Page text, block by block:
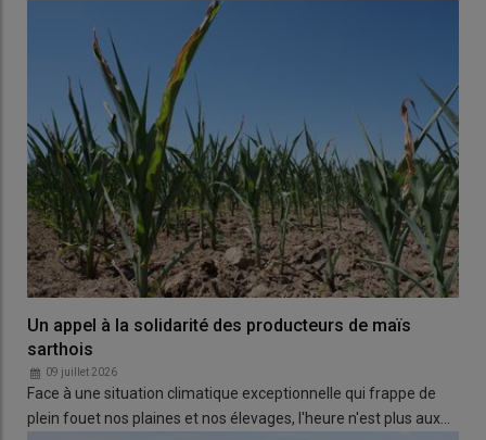
Un appel à la solidarité des producteurs de maïs
sarthois
09 juillet 2026
Face à une situation climatique exceptionnelle qui frappe de
plein fouet nos plaines et nos élevages, l'heure n'est plus aux…